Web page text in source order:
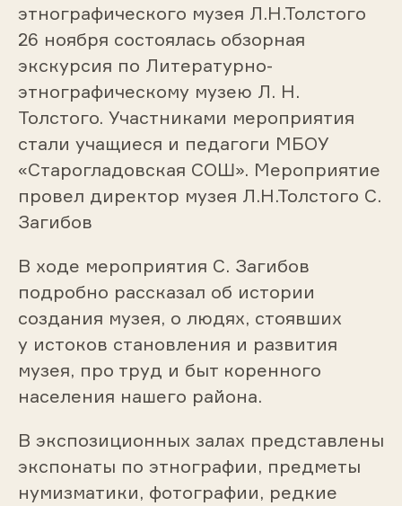
этнографического музея Л.Н.Толстого
26 ноября состоялась обзорная
экскурсия по Литературно-
этнографическому музею Л. Н.
Толстого. Участниками мероприятия
стали учащиеся и педагоги МБОУ
«Старогладовская СОШ». Мероприятие
провел директор музея Л.Н.Толстого С.
Загибов
В ходе мероприятия С. Загибов
подробно рассказал об истории
создания музея, о людях, стоявших
у истоков становления и развития
музея, про труд и быт коренного
населения нашего района.
В экспозиционных залах представлены
экспонаты по этнографии, предметы
нумизматики, фотографии, редкие